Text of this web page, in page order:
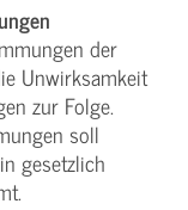
der
Unwirksamkeit
zur Folge.
soll
gesetzlich